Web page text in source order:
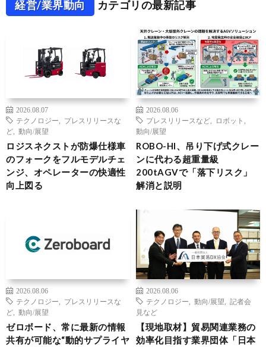
経営/業界動向 カテゴリの最新記事
2026.08.07
テクノロジー
プレスリリースな
ど
動向/展望
ロジスネクストが防爆仕様車
のフォークをフルモデルチェ
ンジ、オペレーターの快適性
向上図る
2026.08.06
プレスリリースなど
ロボット
動向/展望
ROBO-HI、吊り下げ式クレー
ンに代わる超重量級
200tAGVで「落下リスク」
解消と説明
2026.08.06
テクノロジー
プレスリリースな
ど
動向/展望
ゼロボード、常に最新の情報
共有が可能な“動的サプライヤ
2026.08.06
テクノロジー
動向/展望
記者会
見など
【現地取材】貿易関連業務の
効率化目指す業界団体「日本